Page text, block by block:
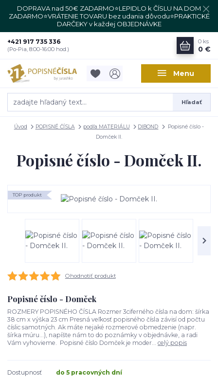
DOPRAVA nad 50€ ZADARMO⭐LEPIDLO k ČÍSLU NA DOM
ZADARMO⭐VRÁTENIE TOVARU bez udania dôvodu⭐PRAKTICKÉ
DARČEKY v každej OBJEDNÁVKE
Menu
Hľadať
+421 917 735 336
(Po-Pia, 8:00-16:00 hod.)
0 ks
0 €
Úvod POPISNÉ ČÍSLA podľa MATERIÁLU DIBOND
Popisné číslo -
Domček II.
Popisné číslo - Domček II.
TOP produkt
Ohodnotiť produkt
Popisné číslo - Domček
ROZMERY POPISNÉHO ČÍSLA Rozmer 3ciferného čísla na dom: šírka
38 cm x výška 23 cm Presná veľkosť popisného čísla závisí od počtu
číslic samotných. Ak máte nejaké rozmerové obmedzenie (napr.
šírka múru...), napíšte nám to do poznámky v objednávke, a radi
Vám vyhovieme. Popisné číslo Domček je moder... celý popis
Dostupnosť
do 5 pracovných dní